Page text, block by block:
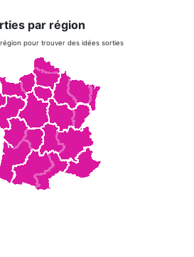
par région
pour trouver des idées sorties